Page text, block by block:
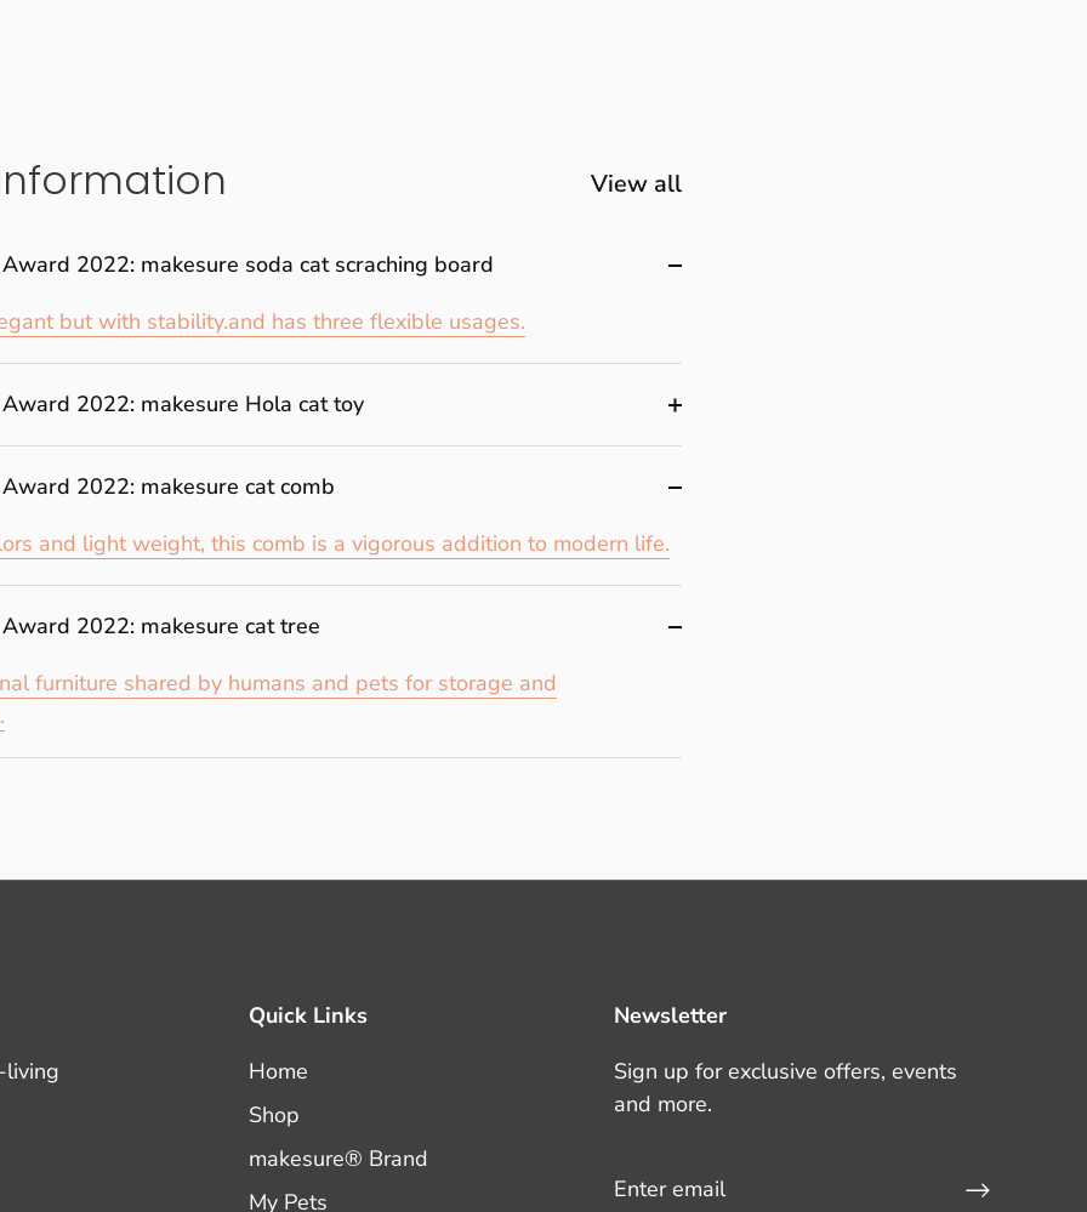
View all
2022: makesure soda cat scraching board
but with stability.and has three flexible usages.
2022: makesure Hola cat toy
2022: makesure cat comb
and light weight, this comb is a vigorous addition to modern life.
2022: makesure cat tree
furniture shared by humans and pets for storage and
living
Quick Links
Home
Shop
makesure® Brand
My Pets
Newsletter
Sign up for exclusive offers, events
and more.